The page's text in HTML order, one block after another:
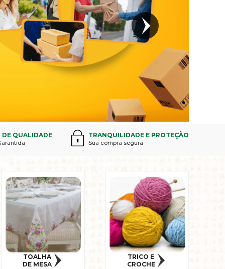
QUALIDADE TRANQUILIDADE E PROTEÇÃO
Sua compra segura
TOALHA
DE MESA
TRICO E
CROCHE